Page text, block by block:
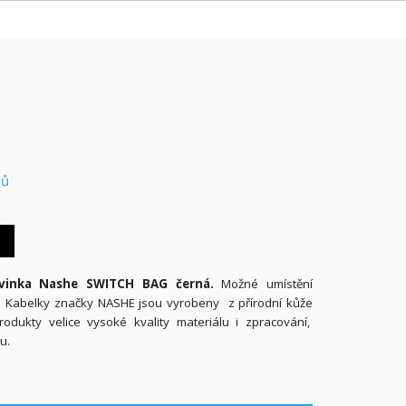
Nashe SWITCH BAG černá.Možné umístění
Kabelky značky NASHE jsou vyrobeny z přírodní kůže
velice vysoké kvality materiálu i zpracování,